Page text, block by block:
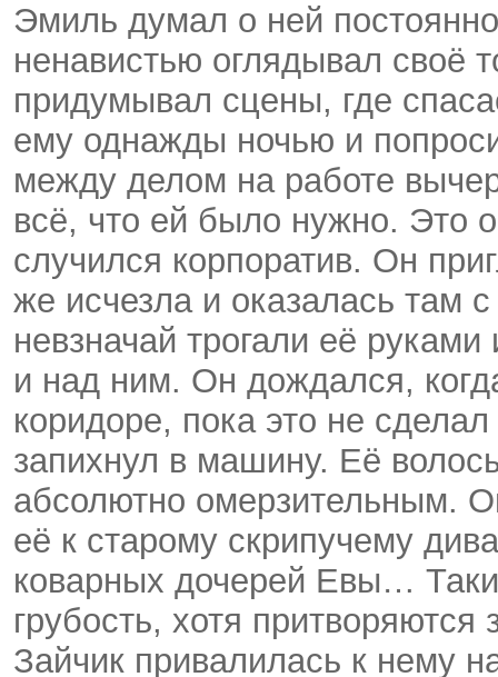
Эмиль думал о ней
ненавистью оглядывал
придумывал сцены, где
ему однажды ночью и
между делом на работе
всё, что ей было нужно. Это
случился корпоратив. Он
же исчезла и оказалась там
невзначай трогали её
и над ним. Он дождался,
коридоре, пока это не
запихнул в машину. Её
абсолютно омерзительным.
её к старому скрипучему
коварных дочерей Евы…
грубость, хотя
Зайчик привалилась к нему